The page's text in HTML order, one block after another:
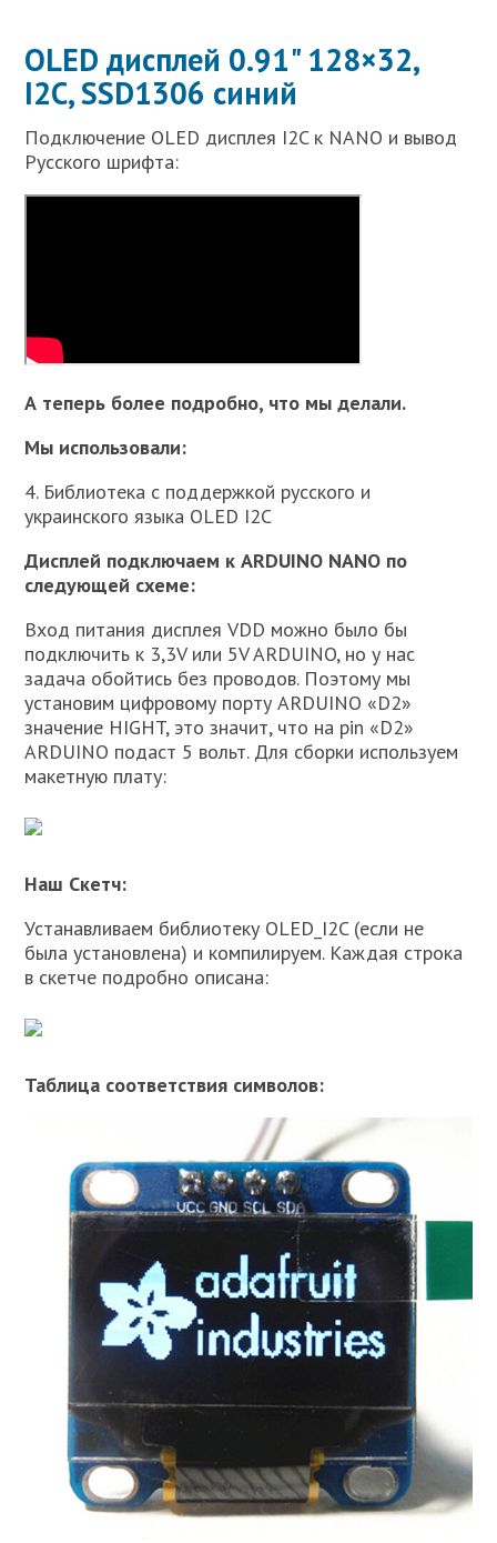
OLED дисплей 0.91" 128×32,
I2C, SSD1306 синий
Подключение OLED дисплея I2C к NANO и вывод
Русского шрифта:
А теперь более подробно, что мы делали.
Мы использовали:
4. Библиотека с поддержкой русского и
украинского языка OLED I2C
Дисплей подключаем к ARDUINO NANO по
следующей схеме:
Вход питания дисплея VDD можно было бы
подключить к 3,3V или 5V ARDUINO, но у нас
задача обойтись без проводов. Поэтому мы
установим цифровому порту ARDUINO «D2»
значение HIGHT, это значит, что на pin «D2»
ARDUINO подаст 5 вольт. Для сборки используем
макетную плату:
Наш Скетч:
Устанавливаем библиотеку OLED_I2C (если не
была установлена) и компилируем. Каждая строка
в скетче подробно описана:
Таблица соответствия символов: